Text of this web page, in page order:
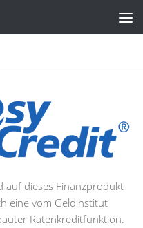
auf dieses Finanzprodukt
eine vom Geldinstitut
Ratenkreditfunktion.